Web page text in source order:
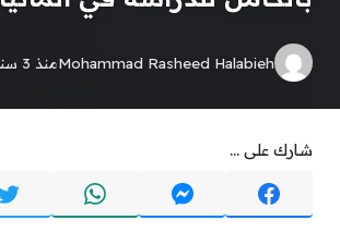
Mohammad Rasheed Halabiehمنذ 3 سنوات
شارك على ...